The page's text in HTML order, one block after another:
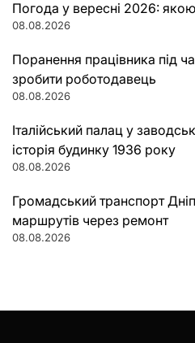
Погода у вересні 2026: якою
08.08.2026
Поранення працівника під
зробити роботодавець
08.08.2026
Італійський палац у
історія будинку 1936 року
08.08.2026
Громадський транспорт
маршрутів через ремонт
08.08.2026